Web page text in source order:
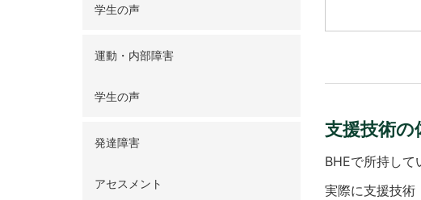
支援技術の
BHEで所持して
実際に支援技術
学生の声
運動・内部障害
学生の声
発達障害
アセスメント